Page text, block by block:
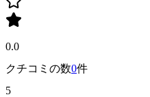
0.0
クチコミの数0件
5